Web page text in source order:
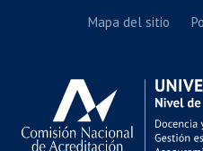
Mapa del sitio